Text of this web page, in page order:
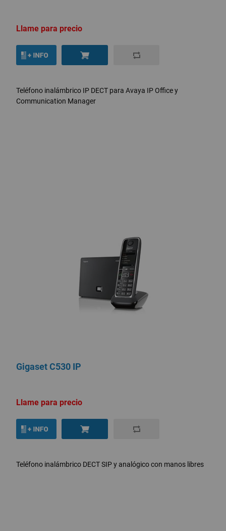
Llame para precio
Teléfono inalámbrico IP DECT para Avaya IP Office y
Communication Manager
Gigaset C530 IP
Llame para precio
Teléfono inalámbrico DECT SIP y analógico con manos libres